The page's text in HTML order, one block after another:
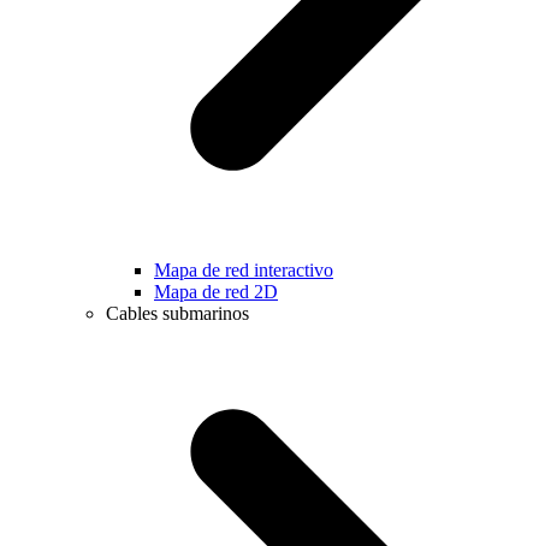
Mapa de red interactivo
Mapa de red 2D
Cables submarinos